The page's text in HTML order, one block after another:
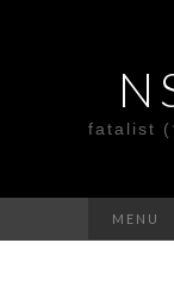
fatalist
MENU